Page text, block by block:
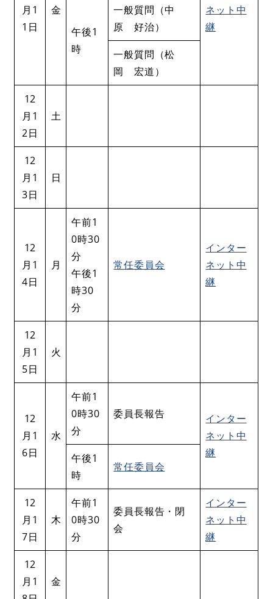
月1
1日
金
ネット中
継
午後1
時
一般質問（中
原 好治）
一般質問（松
岡 宏道）
12
月1
2日
土
12
月1
3日
日
12
月1
4日
月
午前1
0時30
分
午後1
時30
分
常任委員会
インター
ネット中
継
12
月1
5日
火
12
月1
6日
水
午前1
0時30
分
委員長報告
インター
ネット中
継
午後1
時
常任委員会
12
月1
7日
木
午前1
0時30
分
委員長報告・閉
会
インター
ネット中
継
12
月1
金